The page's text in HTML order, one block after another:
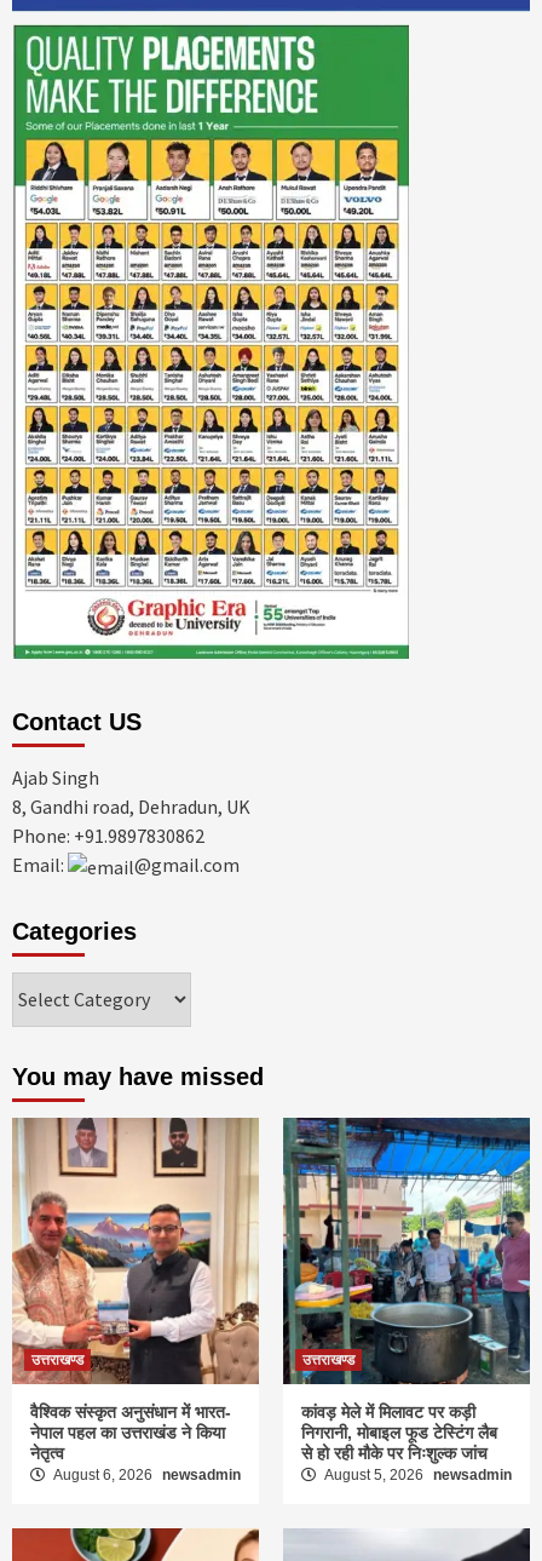
Contact US
Ajab Singh
8, Gandhi road, Dehradun, UK
Phone: +91.9897830862
Email:
@gmail.com
Categories
You may have missed
उत्तराखण्ड
वैश्विक संस्कृत अनुसंधान में भारत-
नेपाल पहल का उत्तराखंड ने किया
नेतृत्व
August 6, 2026 newsadmin
उत्तराखण्ड
कांवड़ मेले में मिलावट पर कड़ी
निगरानी, मोबाइल फूड टेस्टिंग लैब
से हो रही मौके पर निःशुल्क जांच
August 5, 2026 newsadmin